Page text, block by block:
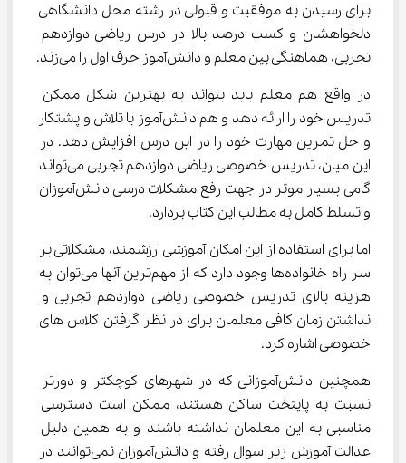
برای رسیدن به موفقیت و قبولی در رشته محل دانشگاهی
دلخواهشان و کسب درصد بالا در درس ریاضی دوازدهم
تجربی، هماهنگی بین معلم و دانش‌آموز حرف اول را می‌زند.
در واقع هم معلم باید بتواند به بهترین شکل ممکن
تدریس خود را ارائه دهد و هم دانش‌آموز با تلاش و پشتکار
و حل تمرین مهارت خود را در این درس افزایش دهد. در
این میان، تدریس خصوصی ریاضی دوازدهم تجربی می‌تواند
گامی بسیار موثر در جهت رفع مشکلات درسی دانش‌آموزان
و تسلط کامل به مطالب این کتاب بردارد.
اما برای استفاده از این امکان آموزشی ارزشمند، مشکلاتی بر
سر راه خانواده‌ها وجود دارد که از مهم‌ترین آنها می‌توان به
هزینه بالای تدریس خصوصی ریاضی دوازدهم تجربی و
نداشتن زمان کافی معلمان برای در نظر گرفتن کلاس های
خصوصی اشاره کرد.
همچنین دانش‌آموزانی که در شهرهای کوچکتر و دورتر
نسبت به پایتخت ساکن هستند، ممکن است دسترسی
مناسبی به این معلمان نداشته باشند و به همین دلیل
عدالت آموزش زیر سوال رفته و دانش‌آموزان نمی‌توانند در